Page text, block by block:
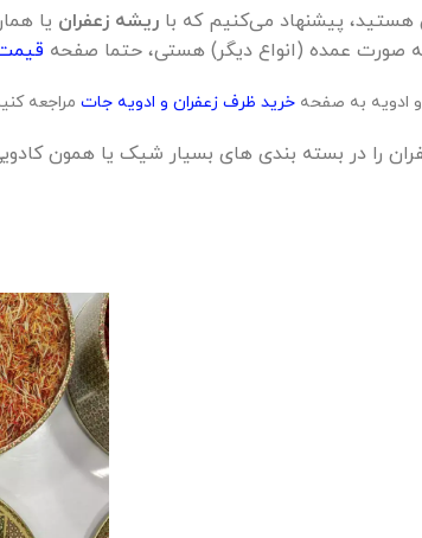
هستید، پیشنهاد می‌کنیم که با ریشه زعفران یا
صورت عمده (انواع دیگر) هستی، حتما صفحه قیمت
و ادویه به صفحه خرید ظرف زعفران و ادویه جات مراجعه
را در بسته بندی های بسیار شیک یا همون